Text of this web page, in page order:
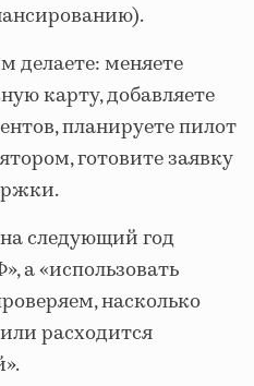
делаете: меняете
карту, добавляете
планируете пилот
готовите заявку
следующий год
а «использовать
насколько
расходится